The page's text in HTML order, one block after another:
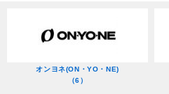
オンヨネ(ON・YO・NE)
（6）